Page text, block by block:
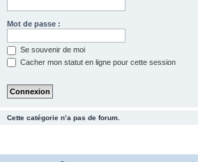
Mot de passe :
Se souvenir de moi
Cacher mon statut en ligne pour cette session
Cette catégorie n’a pas de forum.